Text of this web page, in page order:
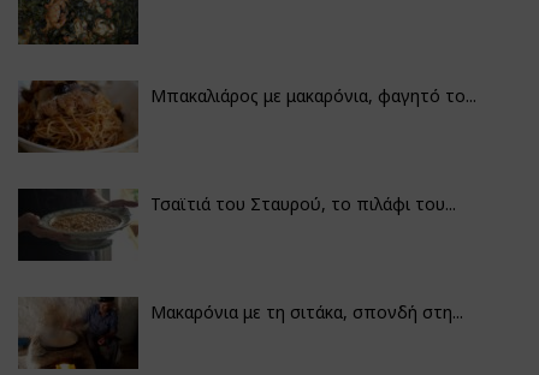
Μπακαλιάρος με μακαρόνια, φαγητό το...
Τσαϊτιά του Σταυρού, το πιλάφι του...
Μακαρόνια με τη σιτάκα, σπονδή στη...